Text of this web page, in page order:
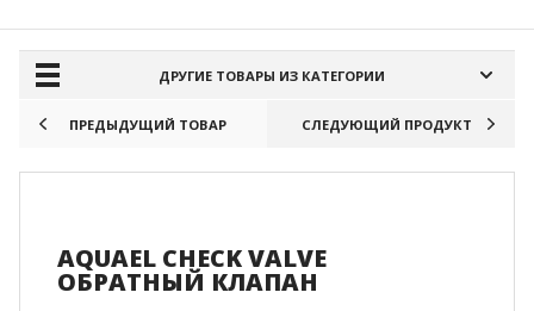
ПРОДУКТЫ ДЛЯ СРАВНЕНИЯ:ДРУГИЕ ТОВАРЫ ИЗ КАТЕГОРИИ
ПРЕДЫДУЩИЙ ТОВАР СЛЕДУЮЩИЙ ПРОДУКТ
AQUAEL CHECK VALVE
ОБРАТНЫЙ КЛАПАН